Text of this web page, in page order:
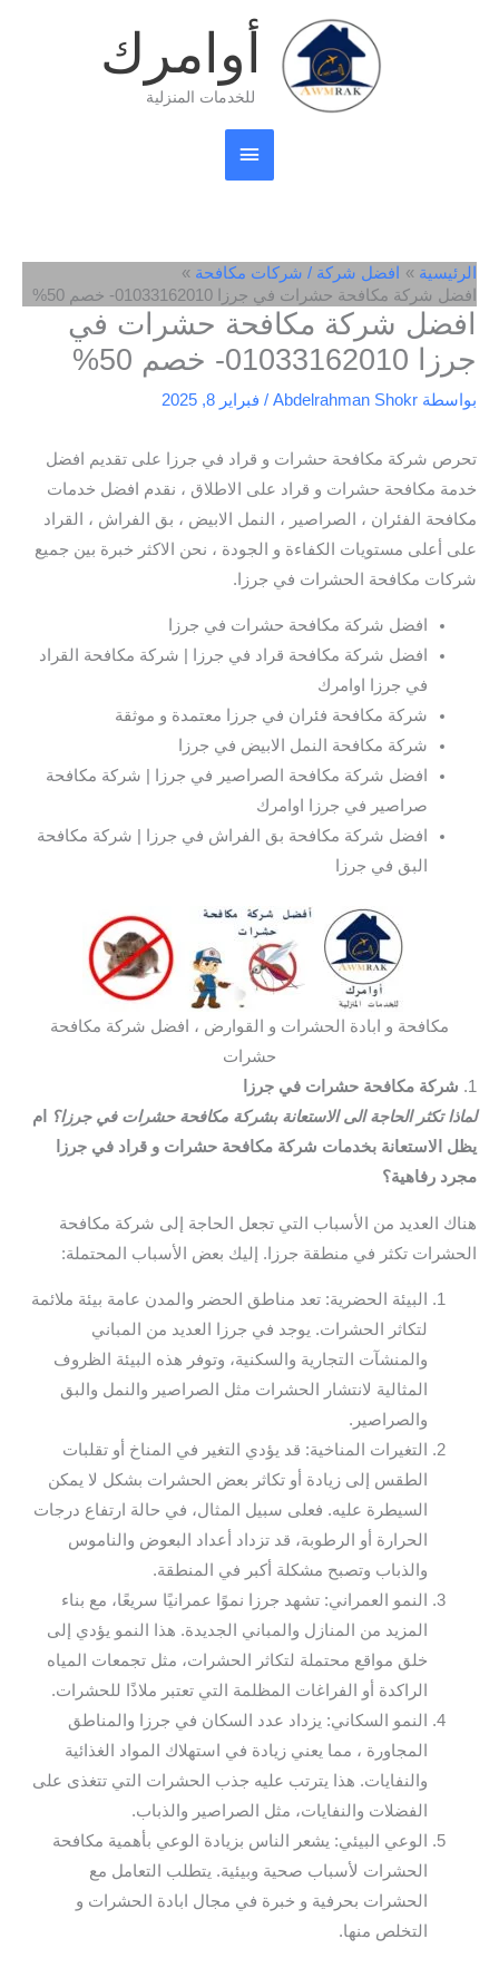
أوامرك
للخدمات المنزلية
القائمة
الرئيسية
الرئيسية
افضل شركة / شركات مكافحة
افضل شركة مكافحة حشرات في جرزا 01033162010- خصم 50%
افضل شركة مكافحة حشرات في
جرزا 01033162010- خصم 50%
بواسطة Abdelrahman Shokr
/ فبراير 8, 2025
تحرص شركة مكافحة حشرات و قراد في جرزا على تقديم افضل
خدمة مكافحة حشرات و قراد على الاطلاق ، نقدم افضل خدمات
مكافحة الفئران ، الصراصير ، النمل الابيض ، بق الفراش ، القراد
على أعلى مستويات الكفاءة و الجودة ، نحن الاكثر خبرة بين جميع
شركات مكافحة الحشرات في جرزا.
افضل شركة مكافحة حشرات في جرزا
افضل شركة مكافحة قراد في جرزا | شركة مكافحة القراد
في جرزا اوامرك
شركة مكافحة فئران في جرزا معتمدة و موثقة
شركة مكافحة النمل الابيض في جرزا
افضل شركة مكافحة الصراصير في جرزا | شركة مكافحة
صراصير في جرزا اوامرك
افضل شركة مكافحة بق الفراش في جرزا | شركة مكافحة
البق في جرزا
مكافحة و ابادة الحشرات و القوارض ، افضل شركة مكافحة
حشرات
1.
شركة مكافحة حشرات في جرزا
لماذا تكثر الحاجة الى الاستعانة بشركة مكافحة حشرات في جرزا؟
ام
يظل الاستعانة بخدمات شركة مكافحة حشرات و قراد في جرزا
مجرد رفاهية؟
هناك العديد من الأسباب التي تجعل الحاجة إلى شركة مكافحة
الحشرات تكثر في منطقة جرزا. إليك بعض الأسباب المحتملة:
البيئة الحضرية: تعد مناطق الحضر والمدن عامة بيئة ملائمة
لتكاثر الحشرات. يوجد في جرزا العديد من المباني
والمنشآت التجارية والسكنية، وتوفر هذه البيئة الظروف
المثالية لانتشار الحشرات مثل الصراصير والنمل والبق
والصراصير.
التغيرات المناخية: قد يؤدي التغير في المناخ أو تقلبات
الطقس إلى زيادة أو تكاثر بعض الحشرات بشكل لا يمكن
السيطرة عليه. فعلى سبيل المثال، في حالة ارتفاع درجات
الحرارة أو الرطوبة، قد تزداد أعداد البعوض والناموس
والذباب وتصبح مشكلة أكبر في المنطقة.
النمو العمراني: تشهد جرزا نموًا عمرانيًا سريعًا، مع بناء
المزيد من المنازل والمباني الجديدة. هذا النمو يؤدي إلى
خلق مواقع محتملة لتكاثر الحشرات، مثل تجمعات المياه
الراكدة أو الفراغات المظلمة التي تعتبر ملاذًا للحشرات.
النمو السكاني: يزداد عدد السكان في جرزا والمناطق
المجاورة ، مما يعني زيادة في استهلاك المواد الغذائية
والنفايات. هذا يترتب عليه جذب الحشرات التي تتغذى على
الفضلات والنفايات، مثل الصراصير والذباب.
الوعي البيئي: يشعر الناس بزيادة الوعي بأهمية مكافحة
الحشرات لأسباب صحية وبيئية. يتطلب التعامل مع
الحشرات بحرفية و خبرة في مجال ابادة الحشرات و
التخلص منها.